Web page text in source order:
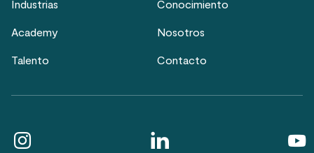
Industrias Conocimiento
Academy Nosotros
Talento Contacto